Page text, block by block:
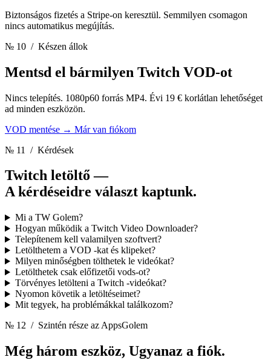
Biztonságos fizetés a Stripe-on keresztül. Semmilyen csomagon
nincs automatikus megújítás.
№ 10 / Készen állok
Mentsd el bármilyen Twitch VOD-ot
Nincs telepítés. 1080p60 forrás MP4. Évi 19 € korlátlan lehetőséget
ad minden eszközön.
VOD mentése → Már van fiókom
№ 11
/ Kérdések
Twitch letöltő —
A kérdéseidre választ kaptunk.
Mi a TW Golem?
Hogyan működik a Twitch Video Downloader?
Telepítenem kell valamilyen szoftvert?
Letölthetem a VOD -kat és klipeket?
Milyen minőségben tölthetek le videókat?
Letölthetek csak előfizetői vods-ot?
Törvényes letölteni a Twitch -videókat?
Nyomon követik a letöltéseimet?
Mit tegyek, ha problémákkal találkozom?
№ 12 / Szintén része az AppsGolem
Még három eszköz, Ugyanaz a fiók.